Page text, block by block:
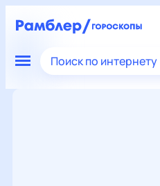
Поиск по интернету